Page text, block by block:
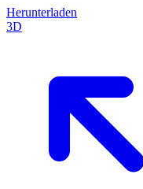
Herunterladen
3D